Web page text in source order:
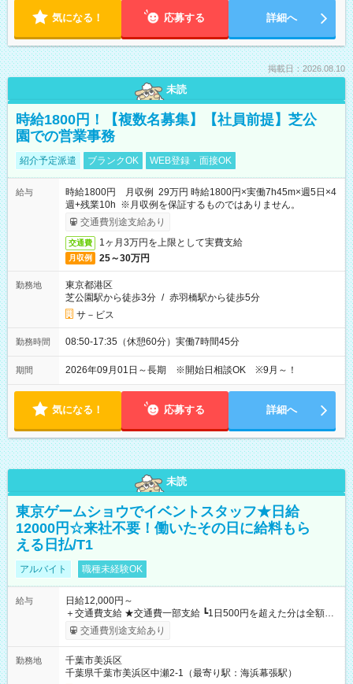
気になる！ 応募する 詳細へ
掲載日：2026.08.10
未読
時給1800円！【複数名募集】【社員前提】芝公
園での営業事務
紹介予定派遣 ブランクOK WEB登録・面接OK
給与
時給1800円 月収例 29万円 時給1800円×実働7h45m×週5日×4
週+残業10h ※月収例を保証するものではありません。
交通費別途支給あり
交通費 1ヶ月3万円を上限として実費支給
月収例 25～30万円
勤務地
東京都港区
芝公園駅から徒歩3分 / 赤羽橋駅から徒歩5分
サ－ビス
勤務時間 08:50-17:35（休憩60分）実働7時間45分
期間 2026年09月01日～長期 ※開始日相談OK ※9月～！
気になる！ 応募する 詳細へ
未読
東京ゲームショウでイベントスタッフ★日給
12000円☆来社不要！働いたその日に給料もら
える日払/T1
アルバイト 職種未経験OK
給与
日給12,000円～
＋交通費支給 ★交通費一部支給 ┗1日500円を超えた分は全額支
給！ ※往復500円以内の方は自己負担となります ★日払いOK！
（規定あり） ┗働いたその日に現金GET♪ お仕事後はコンビニ
なし
交通費別途支給あり
勤務地
千葉市美浜区
千葉県千葉市美浜区中瀬2-1（最寄り駅：海浜幕張駅）